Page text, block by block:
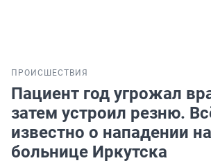
ПРОИСШЕСТВИЯ
Пациент год угрожал
затем устроил резню.
известно о нападении
больнице Иркутска